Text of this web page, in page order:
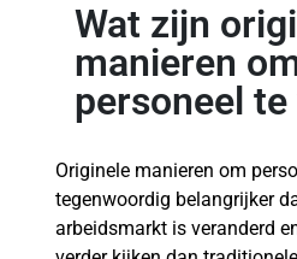
Wat zijn
manieren
personeel
Originele manieren om
tegenwoordig belangrijker
arbeidsmarkt is veranderd